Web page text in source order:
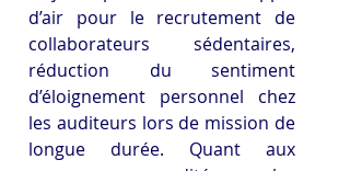
d’air pour le recrutement de
collaborateurs sédentaires,
réduction du sentiment
d’éloignement personnel chez
les auditeurs lors de mission de
longue durée. Quant aux